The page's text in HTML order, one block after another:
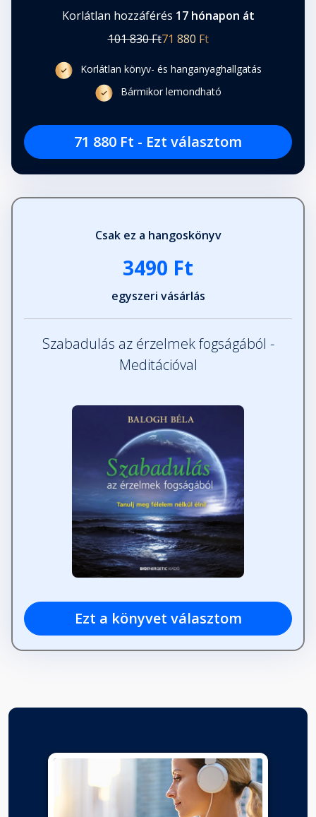
Korlátlan hozzáférés 17 hónapon át
101 830 Ft71 880 Ft
Korlátlan könyv- és hanganyaghallgatás
Bármikor lemondható
71 880 Ft - Ezt választom
Csak ez a hangoskönyv
3490 Ft
egyszeri vásárlás
Szabadulás az érzelmek fogságából -
Meditációval
Ezt a könyvet választom